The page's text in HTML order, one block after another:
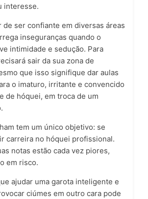
interesse.
de ser confiante em diversas áreas
inseguranças quando o
intimidade e sedução. Para
sair da sua zona de
que isso signifique dar aulas
o imaturo, irritante e convencido
de hóquei, em troca de um
tem um único objetivo: se
carreira no hóquei profissional.
notas estão cada vez piores,
em risco.
ajudar uma garota inteligente e
ciúmes em outro cara pode